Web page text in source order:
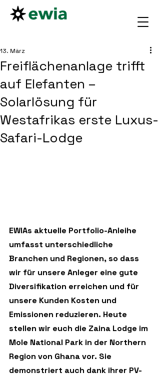
Freiflächenanlage trifft
auf Elefanten –
Solarlösung für
Westafrikas erste Luxus-
Safari-Lodge
13. März
EWIAs aktuelle Portfolio-Anleihe
umfasst unterschiedliche
Branchen und Regionen, so dass
wir für unsere Anleger eine gute
Diversifikation erreichen und für
unsere Kunden Kosten und
Emissionen reduzieren. Heute
stellen wir euch die Zaina Lodge im
Mole National Park in der Northern
Region von Ghana vor. Sie
demonstriert auch dank ihrer PV-